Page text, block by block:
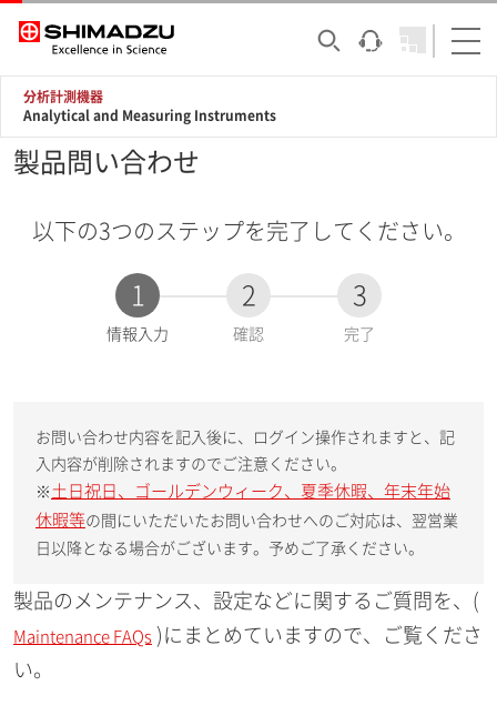
分析計測機器
Analytical and Measuring Instruments
製品問い合わせ
以下の3つのステップを完了してください。
1
現
情報入力
2
確認
3
完了
お問い合わせ内容を記入後に、ログイン操作されますと、記
入内容が削除されますのでご注意ください。
※ 土日祝日、ゴールデンウィーク、夏季休暇、年末年始
休暇等の間にいただいたお問い合わせへのご対応は、翌営業
日以降となる場合がございます。予めご了承ください。
製品のメンテナンス、設定などに関するご質問を、(
Maintenance FAQs )にまとめていますので、ご覧くださ
い。